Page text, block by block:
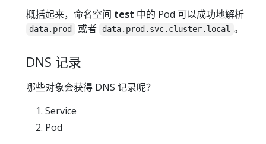
概括起来，命名空间 test 中的 Pod 可以成功地解析
data.prod 或者 data.prod.svc.cluster.local 。
DNS 记录
哪些对象会获得 DNS 记录呢？
Service
Pod